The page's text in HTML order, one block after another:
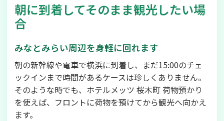
朝に到着してそのまま観光したい場
合
みなとみらい周辺を身軽に回れます
朝の新幹線や電車で横浜に到着し、まだ15:00のチェ
ックインまで時間があるケースは珍しくありません。
そのような時でも、ホテルメッツ 桜木町 荷物預かり
を使えば、フロントに荷物を預けてから観光へ向かえ
ます。